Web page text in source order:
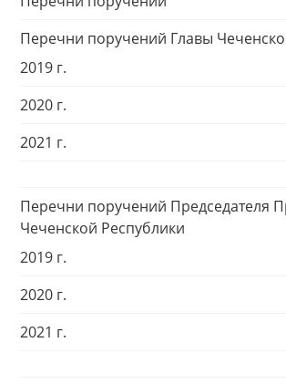
Перечни поручений Главы
2019 г.
2020 г.
2021 г.
Перечни поручений Председателя
Чеченской Республики
2019 г.
2020 г.
2021 г.